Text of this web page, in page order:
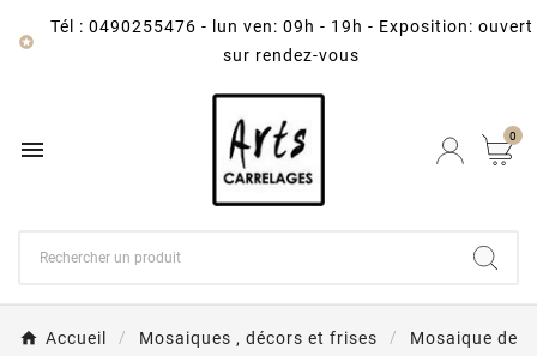

Tél : 0490255476 -
lun ven: 09h - 19h - Exposition: ouvert
sur rendez-vous
 0
Accueil Mosaiques , décors et frises
Mosaique de